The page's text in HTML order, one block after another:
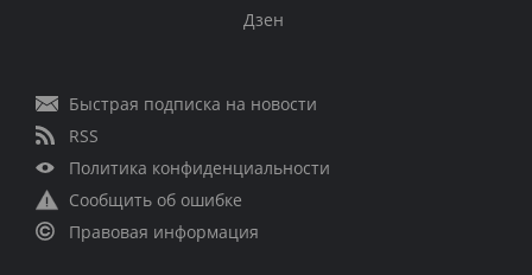
Дзен
Быстрая подписка на новости
RSS
Политика конфиденциальности
Сообщить об ошибке
Правовая информация